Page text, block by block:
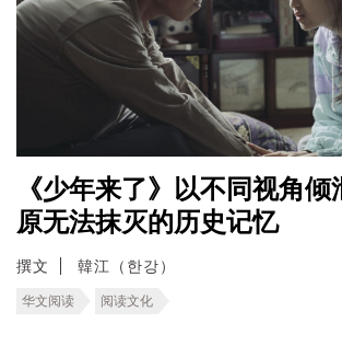
《少年来了》以不同视角
原无法抹灭的历史记忆
撰文 韓江（한강）
华文阅读 阅读文化